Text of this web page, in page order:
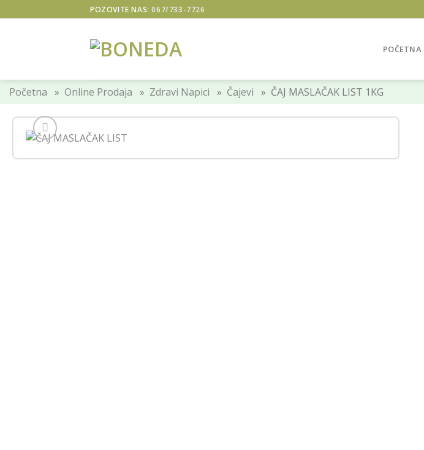
to
POZOVITE NAS:067/733-7726
POČETNA
Početna » Online Prodaja » Zdravi Napici » Čajevi » ČAJ MASLAČAK LIST 1KG